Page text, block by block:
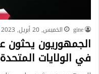
gine الخميس, 20 أبريل, 2023
في الولايات المتحدة